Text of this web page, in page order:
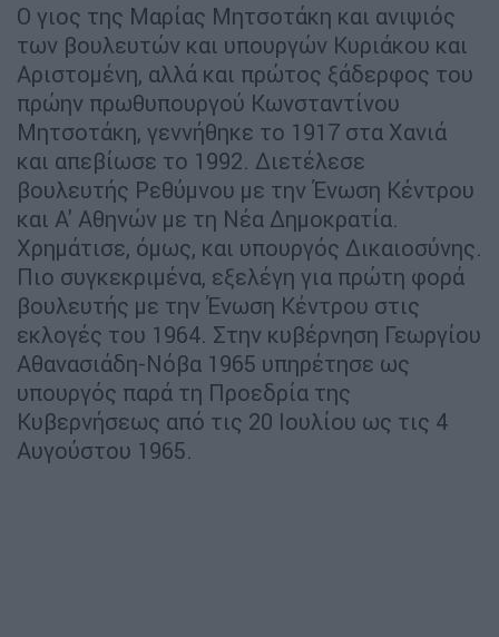
Ο γιος της Μαρίας Μητσοτάκη και ανιψιός
των βουλευτών και υπουργών Κυριάκου και
Αριστομένη, αλλά και πρώτος ξάδερφος του
πρώην πρωθυπουργού Κωνσταντίνου
Μητσοτάκη, γεννήθηκε το 1917 στα Χανιά
και απεβίωσε το 1992. Διετέλεσε
βουλευτής Ρεθύμνου με την Ένωση Κέντρου
και Α' Αθηνών με τη Νέα Δημοκρατία.
Χρημάτισε, όμως, και υπουργός Δικαιοσύνης.
Πιο συγκεκριμένα, εξελέγη για πρώτη φορά
βουλευτής με την Ένωση Κέντρου στις
εκλογές του 1964. Στην κυβέρνηση Γεωργίου
Αθανασιάδη-Νόβα 1965 υπηρέτησε ως
υπουργός παρά τη Προεδρία της
Κυβερνήσεως από τις 20 Ιουλίου ως τις 4
Αυγούστου 1965.